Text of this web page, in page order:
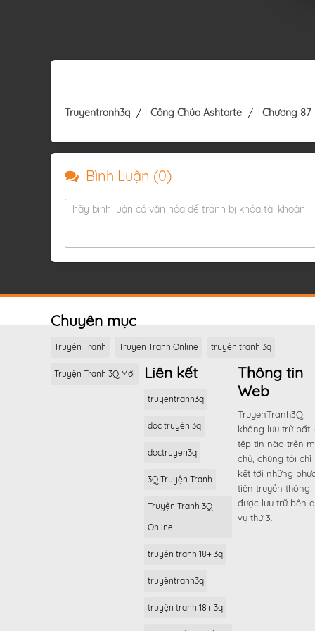
Truyentranh3q Công Chúa Ashtarte Chương 87
Bình Luận (0)
hãy bình luận có văn hóa để tránh bị khóa tài khoản
Chuyên mục
Truyện Tranh Truyện Tranh Online truyện tranh 3q
Truyện Tranh 3Q Mới Liên kết
truyentranh3q
đọc truyện 3q
doctruyen3q
3Q Truyện Tranh
Truyện Tranh 3Q
Online
truyện tranh 18+ 3q
truyệntranh3q
truyện tranh 18+ 3q
Thông tin
Web
TruyenTranh3Q
không lưu trữ bất
tệp tin nào trên
chủ, chúng tôi chỉ
kết tới những
tiện truyền thông
được lưu trữ bên
vụ thứ 3.